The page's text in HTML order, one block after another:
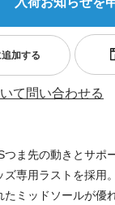
加する
て問い合わせる
つま先の動きとサポ
ズ専用ラストを採用
たミッドソールが優